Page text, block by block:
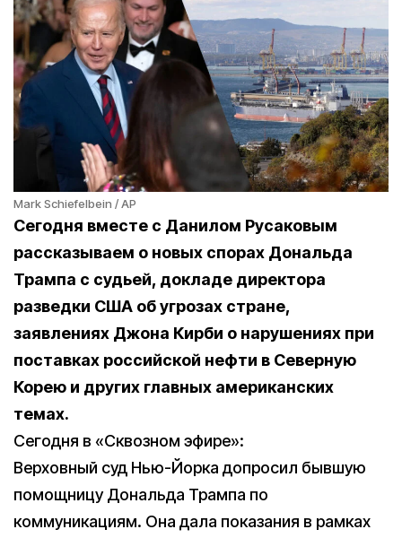
Mark Schiefelbein / AP
Сегодня вместе с Данилом Русаковым
рассказываем о новых спорах Дональда
Трампа с судьей, докладе директора
разведки США об угрозах стране,
заявлениях Джона Кирби о нарушениях при
поставках российской нефти в Северную
Корею и других главных американских
темах.
Сегодня в «Сквозном эфире»:
Верховный суд Нью-Йорка допросил бывшую
помощницу Дональда Трампа по
коммуникациям. Она дала показания в рамках